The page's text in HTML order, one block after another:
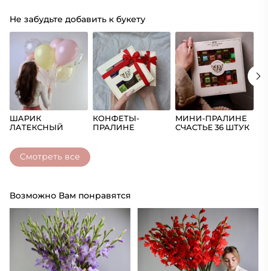
Не забудьте добавить к букету
ШАРИК
ЛАТЕКСНЫЙ
КОНФЕТЫ-
ПРАЛИНЕ
МИНИ-ПРАЛИНЕ
СЧАСТЬЕ 36 ШТУК
Смотреть все
Возможно Вам понравятся